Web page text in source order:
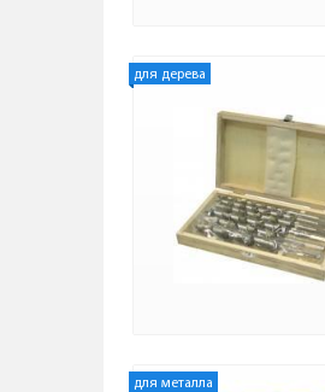
для дерева
для металла